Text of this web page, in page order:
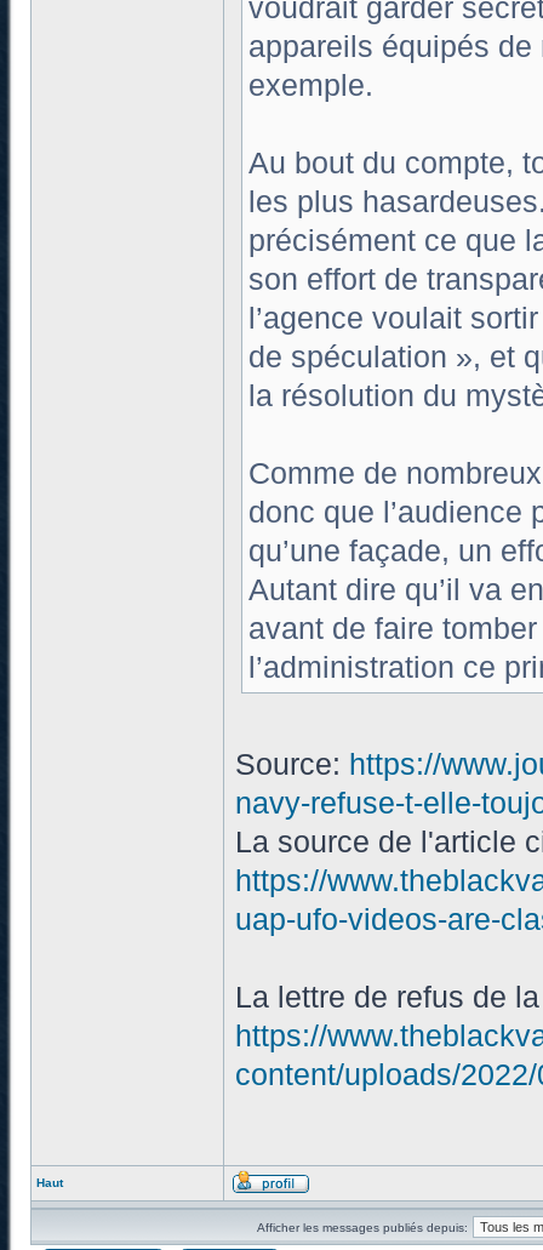
voudrait garder
appareils équipés
exemple.
Au bout du compte,
les plus
précisément ce que
son effort de
l’agence voulait
de spéculation », et
la résolution du
Comme de
donc que l’audience
qu’une façade, un
Autant dire qu’il va
avant de faire
l’administration ce
Source: https://
navy-refuse-t-elle-
La source de l'article
https://
uap-ufo-videos-are-
La lettre de refus de
https://
content/uploads/
Haut
Afficher les messages publiés depuis: